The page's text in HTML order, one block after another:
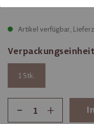
Artikel verfügbar,
Verpackungseinheit
1
- +